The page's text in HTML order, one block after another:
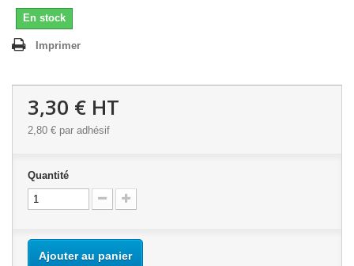
En stock
Imprimer
3,30 € HT
2,80 € par adhésif
Quantité
Ajouter au panier